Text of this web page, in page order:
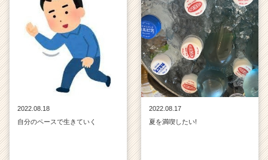
2022.08.18
自分のペースで生きていく
2022.08.17
夏を満喫したい!